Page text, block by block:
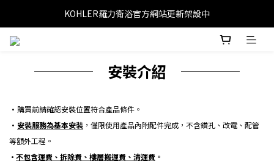
KOHLER羅力衛浴官方網站更新架設中
──── 安裝介紹 ────
•購買前請確認安裝位置符合產品條件。
• 安裝服務為基本安裝 ，僅限使用產品內附配件完成，不含鑽孔、改電、配管
等額外工程。
• 不包含運費、拆除費、樓層搬運費、清運費 。